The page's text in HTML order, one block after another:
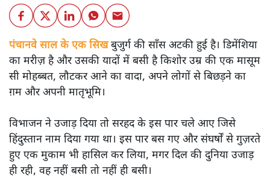
पंचानवे साल के एक सिखबुजुर्ग की साँस अटकी हुई है। डिमेंशिया
का मरीज़ है और उसकी यादों में बसी है किशोर उम्र की एक मासूम
सी मोहब्बत, लौटकर आने का वादा, अपने लोगों से बिछड़ने का
ग़म और अपनी मातृभूमि।
विभाजन ने उजाड़ दिया तो सरहद के इस पार चले आए जिसे
हिंदुस्तान नाम दिया गया था। इस पार बस गए और संघर्षों से गुज़रते
हुए एक मुकाम भी हासिल कर लिया, मगर दिल की दुनिया उजाड़
ही रही, वह नहीं बसी तो नहीं ही बसी।